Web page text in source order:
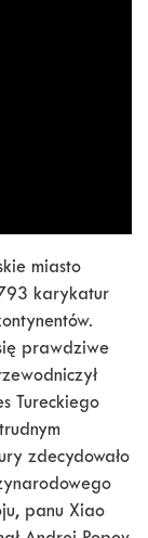
miasto
karykatur
prawdziwe
Tureckiego
zdecydowało
panu Xiao